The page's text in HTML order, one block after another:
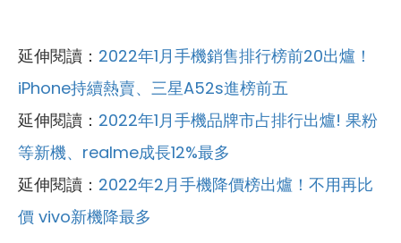
延伸閱讀： 2022年1月手機銷售排行榜前20出爐！
iPhone持續熱賣、三星A52s進榜前五
延伸閱讀： 2022年1月手機品牌市占排行出爐! 果粉
等新機、realme成長12%最多
延伸閱讀： 2022年2月手機降價榜出爐！不用再比
價 vivo新機降最多